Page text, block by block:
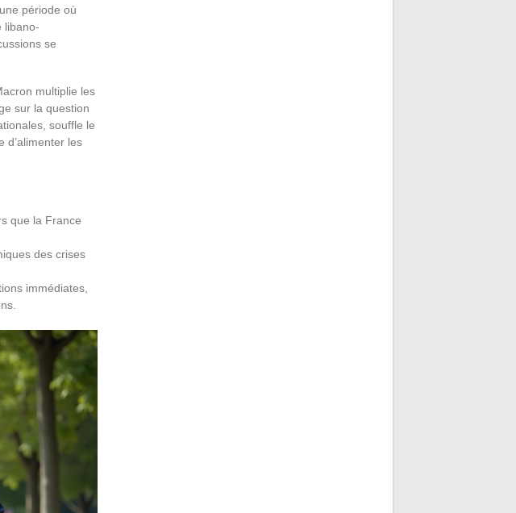
période où
libano-
se
multiplie les
sur la question
souffle le
d’alimenter les
que la France
des crises
immédiates,